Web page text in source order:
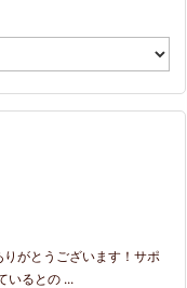
がとうございます！サポ
いるとの ...